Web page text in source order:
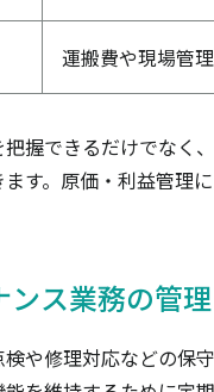
運搬費や現場管
握できるだけでなく
す。原価・利益管理
ス業務の管理
や修理対応などの保